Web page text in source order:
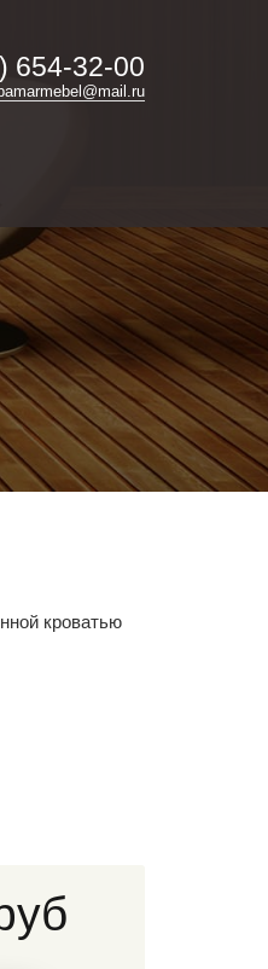
654-32-00
bamarmebel@mail.ru
кроватью